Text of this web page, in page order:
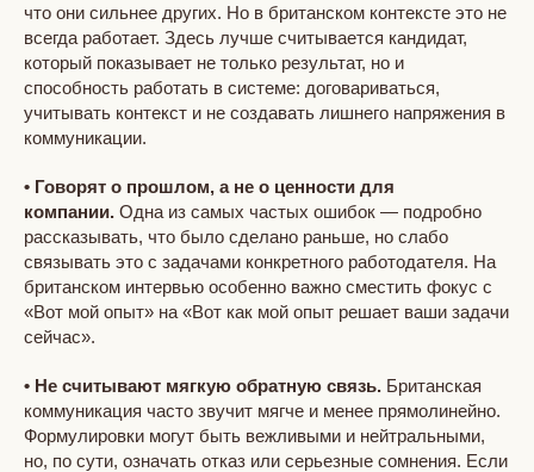
что они сильнее других. Но в британском контексте это не
всегда работает. Здесь лучше считывается кандидат,
который показывает не только результат, но и
способность работать в системе: договариваться,
учитывать контекст и не создавать лишнего напряжения в
коммуникации.
• Говорят о прошлом, а не о ценности для
компании. Одна из самых частых ошибок — подробно
рассказывать, что было сделано раньше, но слабо
связывать это с задачами конкретного работодателя. На
британском интервью особенно важно сместить фокус с
«Вот мой опыт» на «Вот как мой опыт решает ваши задачи
сейчас».
• Не считывают мягкую обратную связь. Британская
коммуникация часто звучит мягче и менее прямолинейно.
Формулировки могут быть вежливыми и нейтральными,
но, по сути, означать отказ или серьезные сомнения. Если